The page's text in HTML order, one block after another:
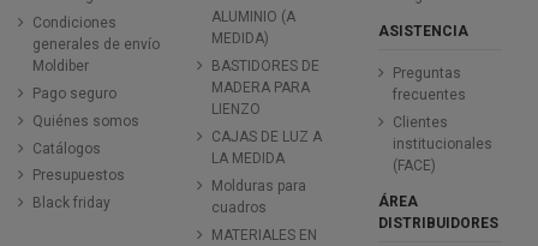
Condiciones
generales de envío
Moldiber
Pago seguro
Quiénes somos
Catálogos
Presupuestos
Black friday
ALUMINIO (A
MEDIDA)
BASTIDORES DE
MADERA PARA
LIENZO
CAJAS DE LUZ A
LA MEDIDA
Molduras para
cuadros
MATERIALES EN
ASISTENCIA
Preguntas
frecuentes
Clientes
institucionales
(FACE)
ÁREA
DISTRIBUIDORES